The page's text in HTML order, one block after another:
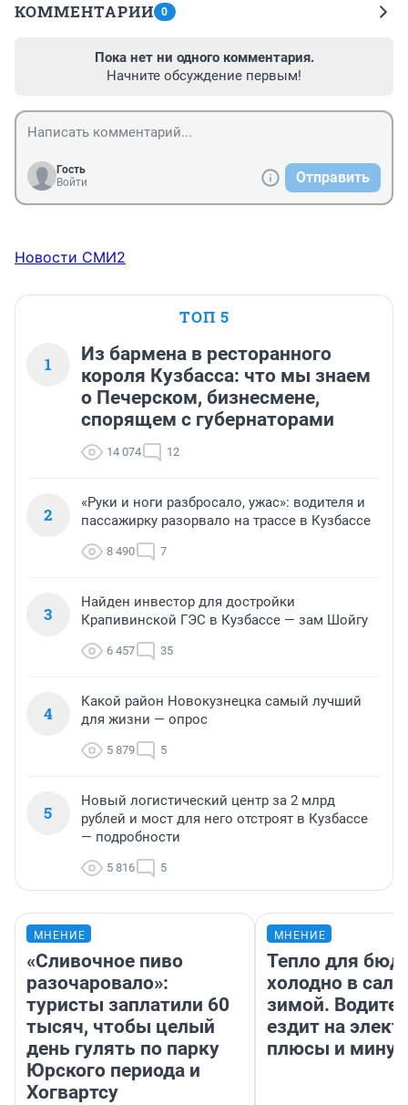
КОММЕНТАРИИ 0
Пока нет ни одного комментария.
Начните обсуждение первым!
Гость
Войти
Отправить
Новости СМИ2
ТОП 5
1
Из бармена в ресторанного
короля Кузбасса: что мы знаем
о Печерском, бизнесмене,
спорящем с губернаторами
14 074 12
2
«Руки и ноги разбросало, ужас»: водителя и
пассажирку разорвало на трассе в Кузбассе
8 490 7
3
Найден инвестор для достройки
Крапивинской ГЭС в Кузбассе — зам Шойгу
6 457 35
4
Какой район Новокузнецка самый лучший
для жизни — опрос
5 879 5
5
Новый логистический центр за 2 млрд
рублей и мост для него отстроят в Кузбассе
— подробности
5 816 5
МНЕНИЕ
«Сливочное пиво
разочаровало»:
туристы заплатили 60
тысяч, чтобы целый
день гулять по парку
Юрского периода и
Хогвартсу
МНЕНИЕ
Тепло для
холодно в
зимой.
ездит на
плюсы и